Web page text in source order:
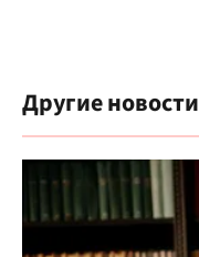
Другие новости